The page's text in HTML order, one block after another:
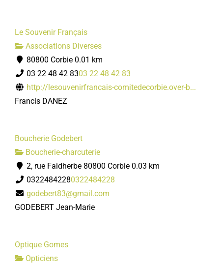
Le Souvenir Français
Associations Diverses
80800 Corbie 0.01 km
03 22 48 42 8303 22 48 42 83
http://lesouvenirfrancais-comitedecorbie.over-b...
Francis DANEZ
Boucherie Godebert
Boucherie-charcuterie
2, rue Faidherbe 80800 Corbie 0.03 km
03224842280322484228
godebert83@gmail.com
GODEBERT Jean-Marie
Optique Gomes
Opticiens